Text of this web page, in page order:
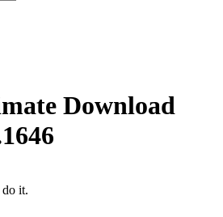
Download
do it.